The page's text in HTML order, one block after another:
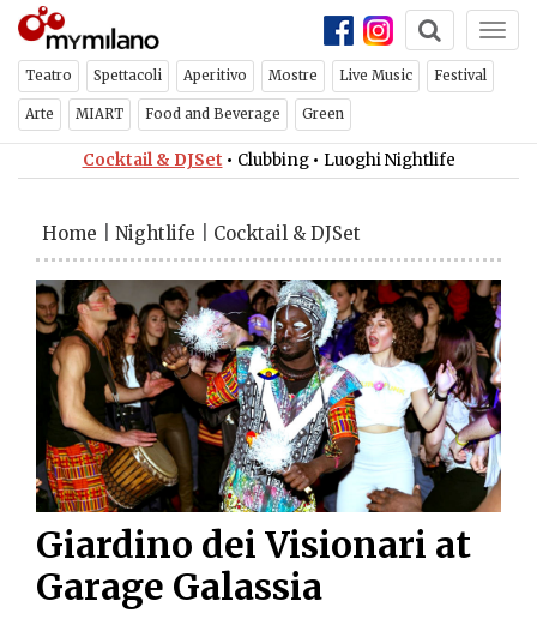
Teatro Spettacoli Aperitivo Mostre Live Music Festival
Arte MIART Food and Beverage Green
Cocktail & DJSet • Clubbing • Luoghi Nightlife
Home Nightlife Cocktail & DJSet
Giardino dei Visionari at
Garage Galassia